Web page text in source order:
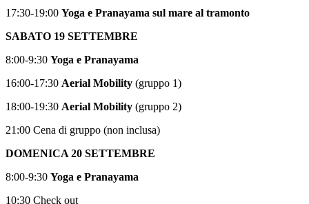
17:30-19:00 Yoga e Pranayama sul mare al tramonto
SABATO 19 SETTEMBRE
8:00-9:30 Yoga e Pranayama
16:00-17:30 Aerial Mobility (gruppo 1)
18:00-19:30 Aerial Mobility (gruppo 2)
21:00 Cena di gruppo (non inclusa)
DOMENICA 20 SETTEMBRE
8:00-9:30 Yoga e Pranayama
10:30 Check out